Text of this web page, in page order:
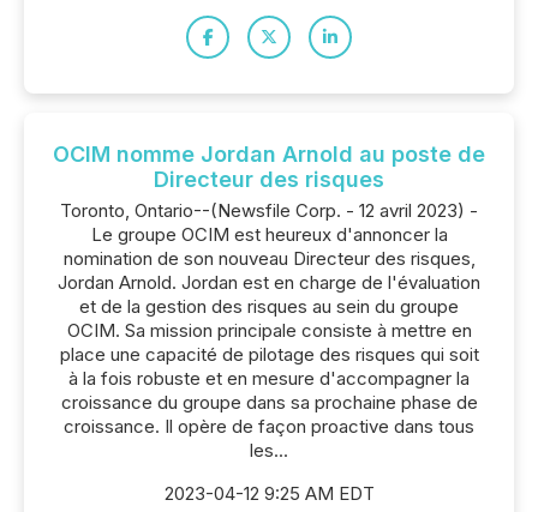
OCIM nomme Jordan Arnold au poste de
Directeur des risques
Toronto, Ontario--(Newsfile Corp. - 12 avril 2023) -
Le groupe OCIM est heureux d'annoncer la
nomination de son nouveau Directeur des risques,
Jordan Arnold. Jordan est en charge de l'évaluation
et de la gestion des risques au sein du groupe
OCIM. Sa mission principale consiste à mettre en
place une capacité de pilotage des risques qui soit
à la fois robuste et en mesure d'accompagner la
croissance du groupe dans sa prochaine phase de
croissance. Il opère de façon proactive dans tous
les...
2023-04-12 9:25 AM EDT